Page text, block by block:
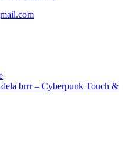
brrr – Cyberpunk Touch &